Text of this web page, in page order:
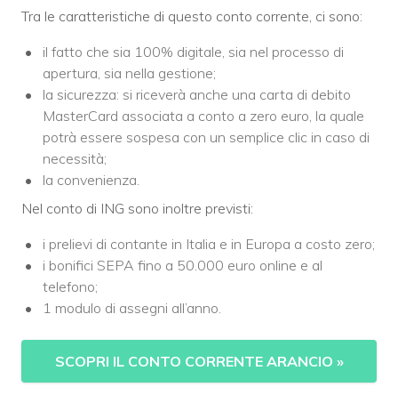
Tra le caratteristiche di questo conto corrente, ci sono:
il fatto che sia 100% digitale, sia nel processo di
apertura, sia nella gestione;
la sicurezza: si riceverà anche una carta di debito
MasterCard associata a conto a zero euro, la quale
potrà essere sospesa con un semplice clic in caso di
necessità;
la convenienza.
Nel conto di ING sono inoltre previsti:
i prelievi di contante in Italia e in Europa a costo zero;
i bonifici SEPA fino a 50.000 euro online e al
telefono;
1 modulo di assegni all’anno.
SCOPRI IL CONTO CORRENTE ARANCIO »